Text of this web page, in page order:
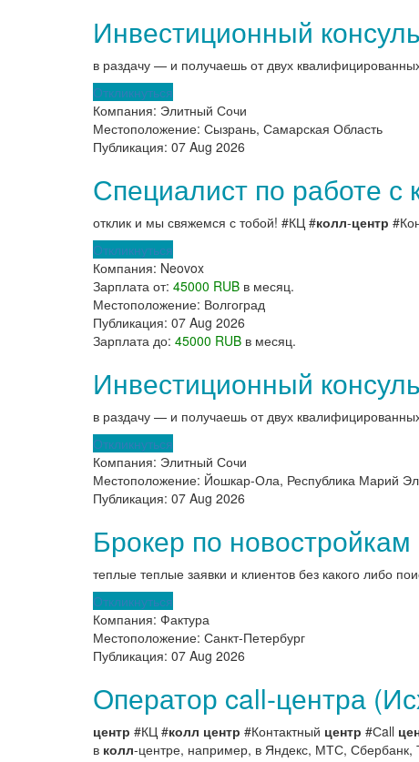
Инвестиционный
в раздачу — и получаешь от двух
Откликнуться
Компания: Элитный Сочи
Местоположение: Сызрань, Самарская Область
Публикация: 07 Aug 2026
Специалист по работе с
отклик и мы свяжемся с тобой! #КЦ #колл-центр
Откликнуться
Компания: Neovox
Зарплата от: 45000 RUB в месяц.
Местоположение: Волгоград
Публикация: 07 Aug 2026
Зарплата до: 45000 RUB в месяц.
Инвестиционный
в раздачу — и получаешь от двух
Откликнуться
Компания: Элитный Сочи
Местоположение: Йошкар-Ола, Республика Марий Эл
Публикация: 07 Aug 2026
Брокер по
теплые теплые заявки и клиентов без какого либо
Откликнуться
Компания: Фактура
Местоположение: Санкт-Петербург
Публикация: 07 Aug 2026
Оператор call-центра
центр #КЦ #колл центр #Контактный центр #Сall
в колл-центре, например, в Яндекс, МТС,